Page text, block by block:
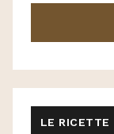
LE RICETTE